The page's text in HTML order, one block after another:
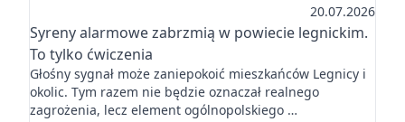
20.07.2026
Syreny alarmowe zabrzmią w powiecie legnickim.
To tylko ćwiczenia
Głośny sygnał może zaniepokoić mieszkańców Legnicy i
okolic. Tym razem nie będzie oznaczał realnego
zagrożenia, lecz element ogólnopolskiego …